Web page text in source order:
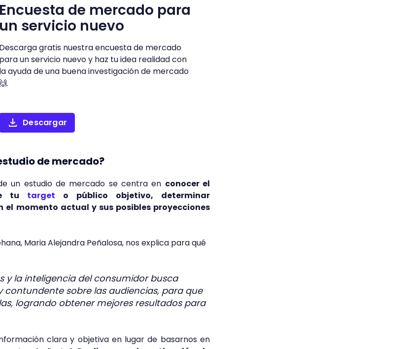
Encuesta de mercado para
un servicio nuevo
Descarga gratis nuestra encuesta de mercado
para un servicio nuevo y haz tu idea realidad con
la ayuda de una buena investigación de mercado
🙌.
Descargar
de mercado?
un estudio de mercado se centra en conocer el
tu target o público objetivo, determinar
momento actual y sus posibles proyecciones
Maria Alejandra Peñalosa, nos explica para qué
y la inteligencia del consumidor busca
sobre las audiencias, para que
logrando obtener mejores resultados para
clara y objetiva en lugar de basarnos en